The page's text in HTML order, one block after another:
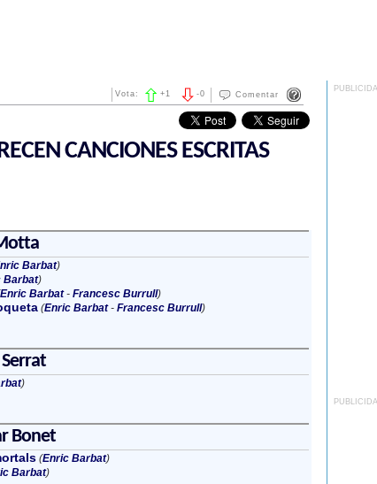
Comentar
-0
Vota: +1
CANCIONES ESCRITAS
Barbat)
Barbat)
Enric Barbat- Francesc Burrull)
(Enric Barbat- Francesc Burrull)
)
Bonet
(Enric Barbat)
Barbat)